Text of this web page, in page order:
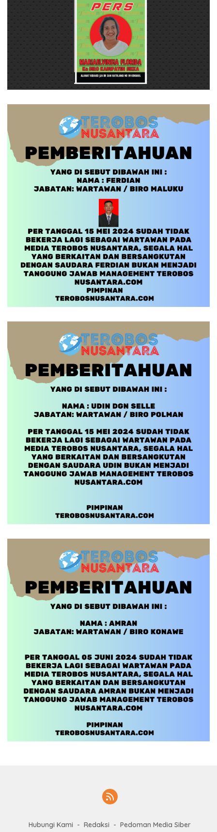
Hubungi Kami Redaksi Pedoman Media Siber